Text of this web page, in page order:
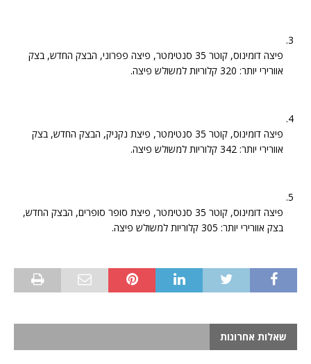
פיצה דומינוס, קוטר 35 סנטימטר, פיצה פפרוני, הבצק החדש, בצק
אוורירי יותר: 320 קלוריות למשולש פיצה.
פיצה דומינוס, קוטר 35 סנטימטר, פיצת נקניק, הבצק החדש, בצק
אוורירי יותר: 342 קלוריות למשולש פיצה.
פיצה דומינוס, קוטר 35 סנטימטר, פיצת סופר סופרים, הבצק החדש,
בצק אוורירי יותר: 305 קלוריות למשולש פיצה.
שאלות אחרונות